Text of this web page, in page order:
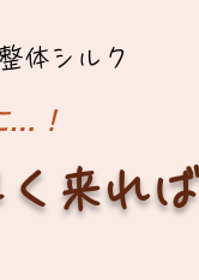
体シルク
…！
来れ